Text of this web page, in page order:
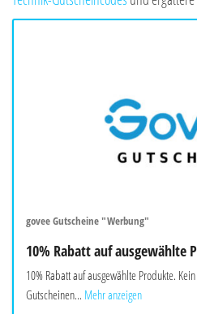
govee Gutscheine "Werbung"
10% Rabatt auf ausgewählte
10% Rabatt auf ausgewählte Produkte.
Gutscheinen... Mehr anzeigen